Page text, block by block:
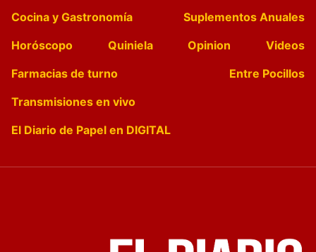
Cocina y Gastronomía
Suplementos Anuales
Horóscopo
Quiniela Opinion
Videos
Farmacias de turno
Entre Pocillos
Transmisiones en vivo
El Diario de Papel en DIGITAL